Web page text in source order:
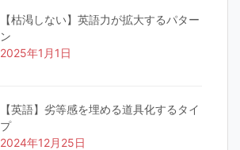
【枯渇しない】英語力が拡大するパター
ン
2025年1月1日
【英語】劣等感を埋める道具化するタイ
プ
2024年12月25日